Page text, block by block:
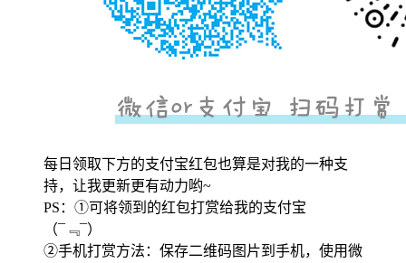
每日领取下方的支付宝红包也算是对我的一种支
持，让我更新更有动力哟~
PS：①可将领到的红包打赏给我的支付宝
（¯﹃¯）
②手机打赏方法：保存二维码图片到手机，使用微